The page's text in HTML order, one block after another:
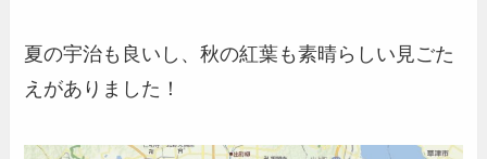
夏の宇治も良いし、秋の紅葉も素晴らしい見ごた
えがありました！